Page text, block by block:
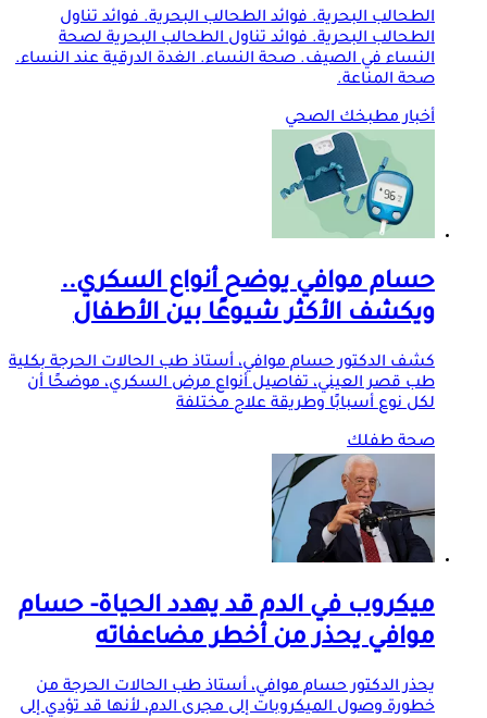
الطحالب البحرية. فوائد الطحالب البحرية. فوائد تناول
الطحالب البحرية. فوائد تناول الطحالب البحرية لصحة
النساء في الصيف. صحة النساء. الغدة الدرقية عند النساء.
صحة المناعة.
أخبار مطبخك الصحي
حسام موافي يوضح أنواع السكري..
ويكشف الأكثر شيوعًا بين الأطفال
كشف الدكتور حسام موافي، أستاذ طب الحالات الحرجة بكلية
طب قصر العيني، تفاصيل أنواع مرض السكري، موضحًا أن
لكل نوع أسبابًا وطريقة علاج مختلفة
صحة طفلك
ميكروب في الدم قد يهدد الحياة- حسام
موافي يحذر من أخطر مضاعفاته
يحذر الدكتور حسام موافي، أستاذ طب الحالات الحرجة من
خطورة وصول الميكروبات إلى مجرى الدم، لأنها قد تؤدي إلى